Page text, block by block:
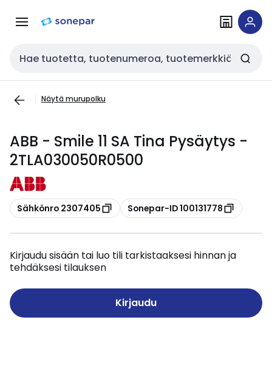
navigointiinsisältöön
Haku
Näytä murupolku
ABB - Smile 11 SA Tina Pysäytys -
2TLA030050R0500
Kopioi
Sähkönro 2307405 Kopioi
Sonepar-ID 100131778
Kirjaudu sisään tai luo tili tarkistaaksesi hinnan ja
tehdäksesi tilauksen
Kirjaudu